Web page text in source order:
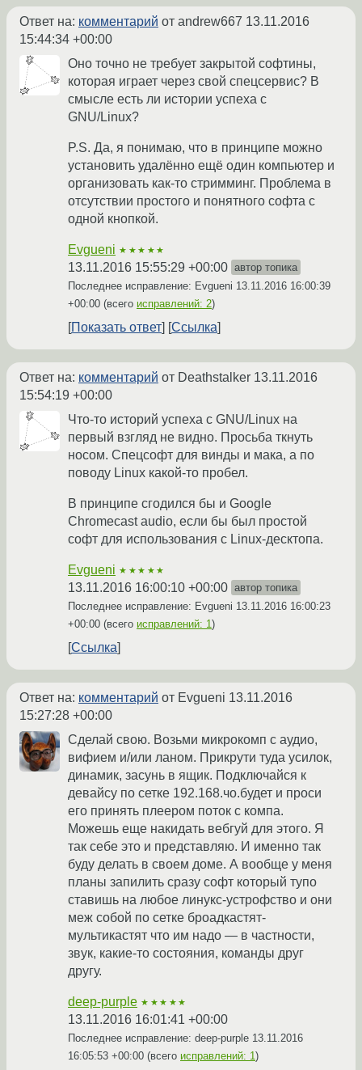
Ответ на: комментарий от andrew667 13.11.2016
15:44:34 +00:00
Оно точно не требует закрытой софтины,
которая играет через свой спецсервис? В
смысле есть ли истории успеха с
GNU/Linux?
P.S. Да, я понимаю, что в принципе можно
установить удалённо ещё один компьютер и
организовать как-то стримминг. Проблема в
отсутствии простого и понятного софта с
одной кнопкой.
Evgueni ★★★★★
13.11.2016 15:55:29 +00:00 автор топика
Последнее исправление: Evgueni 13.11.2016 16:00:39
+00:00 (всего исправлений: 2)
Показать ответ Ссылка
Ответ на: комментарий от Deathstalker 13.11.2016
15:54:19 +00:00
Что-то историй успеха с GNU/Linux на
первый взгляд не видно. Просьба ткнуть
носом. Спецсофт для винды и мака, а по
поводу Linux какой-то пробел.
В принципе сгодился бы и Google
Chromecast audio, если бы был простой
софт для использования с Linux-десктопа.
Evgueni ★★★★★
13.11.2016 16:00:10 +00:00 автор топика
Последнее исправление: Evgueni 13.11.2016 16:00:23
+00:00 (всего исправлений: 1)
Ссылка
Ответ на: комментарий от Evgueni 13.11.2016
15:27:28 +00:00
Сделай свою. Возьми микрокомп с аудио,
вифием и/или ланом. Прикрути туда усилок,
динамик, засунь в ящик. Подключайся к
девайсу по сетке 192.168.чо.будет и проси
его принять плеером поток с компа.
Можешь еще накидать вебгуй для этого. Я
так себе это и представляю. И именно так
буду делать в своем доме. А вообще у меня
планы запилить сразу софт который тупо
ставишь на любое линукс-устрофство и они
меж собой по сетке броадкастят-
мультикастят что им надо — в частности,
звук, какие-то состояния, команды друг
другу.
deep-purple ★★★★★
13.11.2016 16:01:41 +00:00
Последнее исправление: deep-purple 13.11.2016
16:05:53 +00:00 (всего исправлений: 1)